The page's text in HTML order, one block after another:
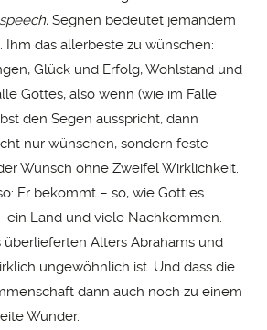
Segnen bedeutet jemandem
das allerbeste zu wünschen:
Glück und Erfolg, Wohlstand und
Gottes, also wenn (wie im Falle
den Segen ausspricht, dann
nur wünschen, sondern feste
Wunsch ohne Zweifel Wirklichkeit.
Er bekommt – so, wie Gott es
ein Land und viele Nachkommen.
überlieferten Alters Abrahams und
ungewöhnlich ist. Und dass die
dann auch noch zu einem
Wunder.